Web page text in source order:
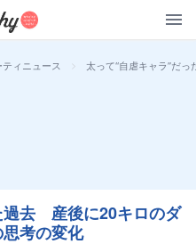
ィニュース > 太って“自虐キャラ”だ
過去 産後に20キロのダ
考の変化